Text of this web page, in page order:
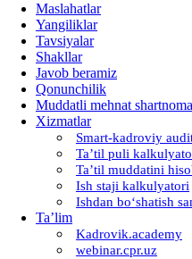
Maslahatlar
Yangiliklar
Tavsiyalar
Shakllar
Javob beramiz
Qonunchilik
Muddatli mehnat
Xizmatlar
Smart-kadroviy
Ta’til puli
Ta’til muddatini
Ish staji kalkulyatori
Ishdan boʻshatish
Ta’lim
Kadrovik.academy
webinar.cpr.uz